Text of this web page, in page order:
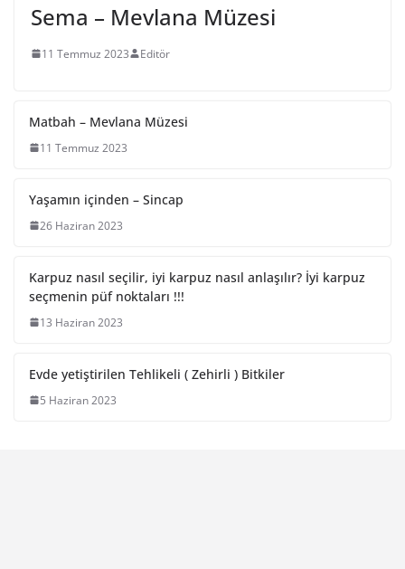
Sema – Mevlana Müzesi
11 Temmuz 2023 Editör
Matbah – Mevlana Müzesi
11 Temmuz 2023
Yaşamın içinden – Sincap
26 Haziran 2023
Karpuz nasıl seçilir, iyi karpuz nasıl anlaşılır? İyi karpuz
seçmenin püf noktaları !!!
13 Haziran 2023
Evde yetiştirilen Tehlikeli ( Zehirli ) Bitkiler
5 Haziran 2023